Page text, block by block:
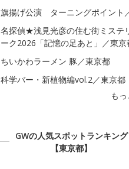
旗揚げ公演 ターニングポイント
名探偵★浅見光彦の住む街ミステ
ーク2026「記憶の足あと」／東京
ちいかわラーメン 豚／東京都
科学バー・新植物編vol.2／東京都
も
GWの人気スポットランキング
【東京都】